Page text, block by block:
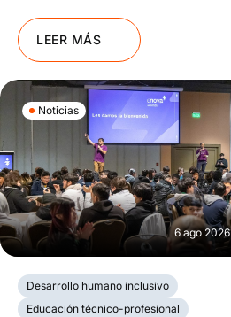
LEER MÁS
Noticias
6 ago 2026
Desarrollo humano inclusivo
Educación técnico-profesional